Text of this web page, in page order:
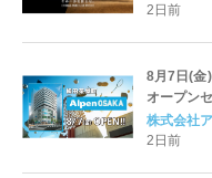
2日前
8月7日(金
オープン
株式会社
2日前